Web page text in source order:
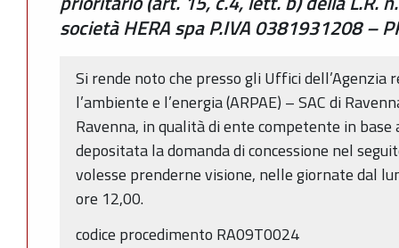
società HERA spa P.IVA 0381931208 –
Si rende noto che presso gli Uffici dell’Agenzia
l’ambiente e l’energia (ARPAE) – SAC di
Ravenna, in qualità di ente competente in base
depositata la domanda di concessione nel
volesse prenderne visione, nelle giornate dal
ore 12,00.
codice procedimento RA09T0024